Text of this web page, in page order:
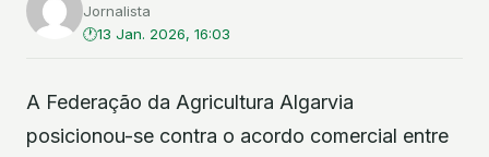
Jornalista
13 Jan. 2026, 16:03
A Federação da Agricultura Algarvia
posicionou-se contra o acordo comercial entre